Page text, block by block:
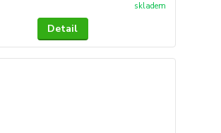
skladem
Detail